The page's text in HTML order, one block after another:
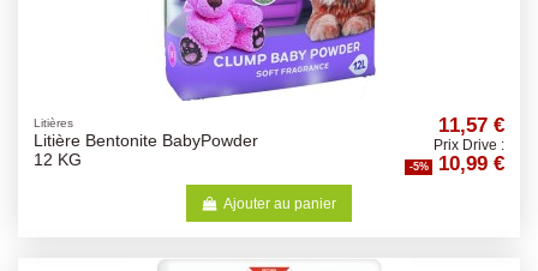
Litières
Litière Bentonite BabyPowder
12 KG
11,57 €
Prix Drive :
-5% 10,99 €
Ajouter au panier